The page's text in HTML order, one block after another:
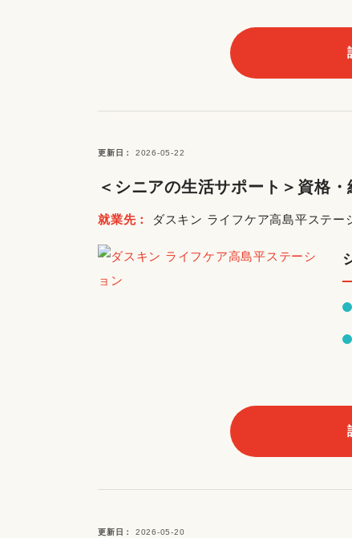
更新日 2026-05-22
＜シニアの生活サポート＞資格
就業先 ダスキン ライフケア高島平ステー
更新日 2026-05-20